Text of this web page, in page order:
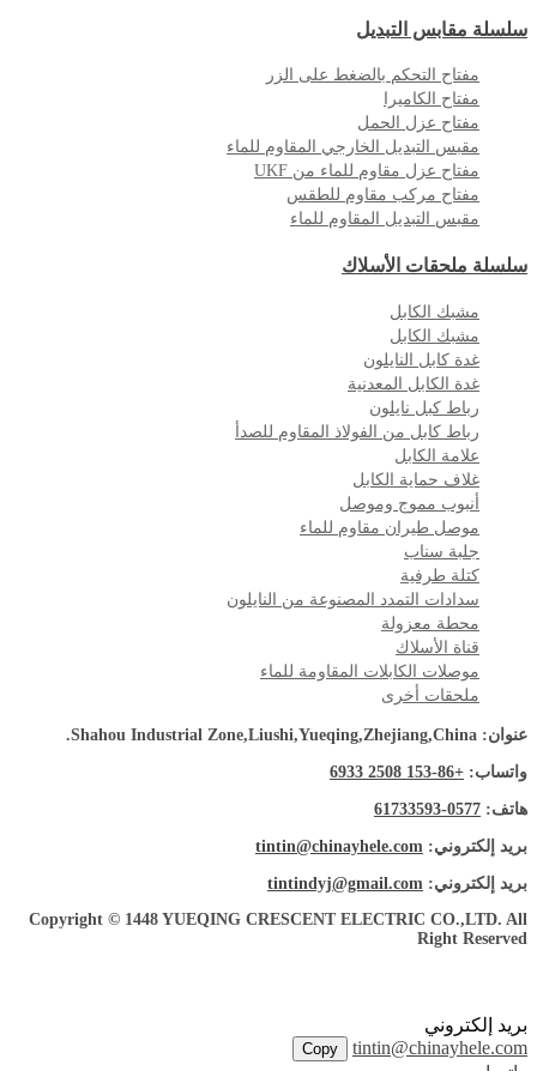
سلسلة مقابس التبديل
مفتاح التحكم بالضغط على الزر
مفتاح الكاميرا
مفتاح عزل الحمل
مقبس التبديل الخارجي المقاوم للماء
مفتاح عزل مقاوم للماء من UKF
مفتاح مركب مقاوم للطقس
مقبس التبديل المقاوم للماء
سلسلة ملحقات الأسلاك
مشبك الكابل
مشبك الكابل
غدة كابل النايلون
غدة الكابل المعدنية
رباط كبل نايلون
رباط كابل من الفولاذ المقاوم للصدأ
علامة الكابل
غلاف حماية الكابل
أنبوب مموج وموصل
موصل طيران مقاوم للماء
جلبة سناب
كتلة طرفية
سدادات التمدد المصنوعة من النايلون
محطة معزولة
قناة الأسلاك
موصلات الكابلات المقاومة للماء
ملحقات أخرى
عنوان: Shahou Industrial Zone,Liushi,Yueqing,Zhejiang,China.
واتساب: +86-153 2508 6933
هاتف: 0577-61733593
بريد إلكتروني: tintin@chinayhele.com
بريد إلكتروني: tintindyj@gmail.com
Copyright © 1448 YUEQING CRESCENT ELECTRIC CO.,LTD. All
Right Reserved
بريد إلكتروني
tintin@chinayhele.com
Copy